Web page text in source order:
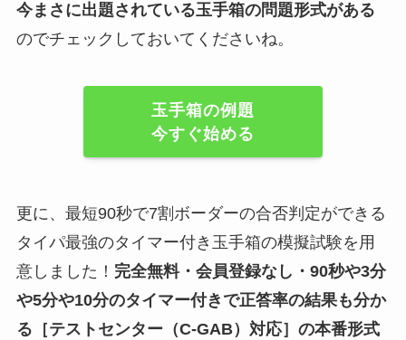
今まさに出題されている玉手箱の問題形式がある
のでチェックしておいてくださいね。
玉手箱の例題
今すぐ始める
更に、最短90秒で7割ボーダーの合否判定ができる
タイパ最強のタイマー付き玉手箱の模擬試験を用
意しました！ 完全無料・会員登録なし・90秒や3分
や5分や10分のタイマー付きで正答率の結果も分か
る ［テストセンター（C-GAB）対応］ の本番形式